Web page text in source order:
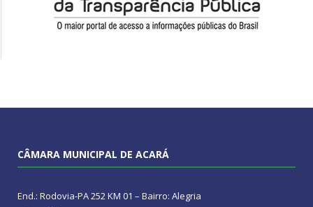
CÂMARA MUNICIPAL DE ACARÁ
End.: Rodovia-PA 252 KM 01 – Bairro: Alegria